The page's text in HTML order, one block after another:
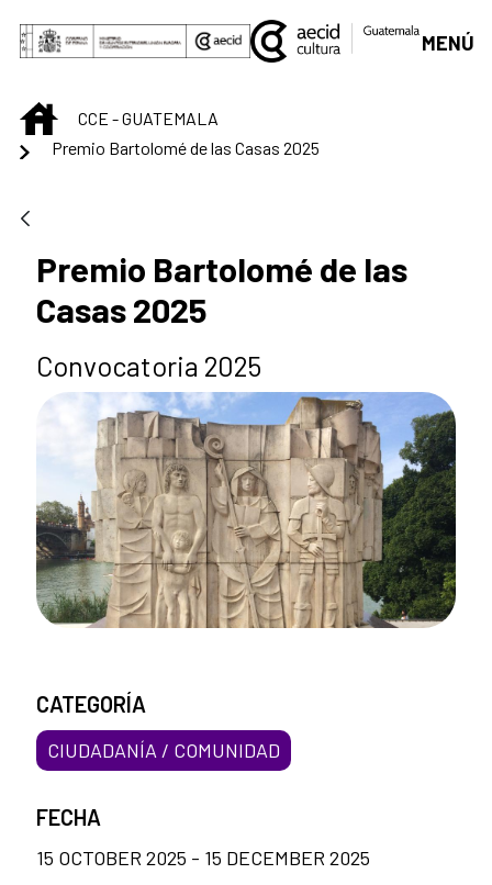
Skip to Main Content
MENÚ
INICIOCCE - GUATEMALA
Premio Bartolomé de las Casas 2025
Premio Bartolomé de las
Casas 2025
Convocatoria 2025
CATEGORÍA
CIUDADANÍA / COMUNIDAD
FECHA
15 OCTOBER 2025 - 15 DECEMBER 2025